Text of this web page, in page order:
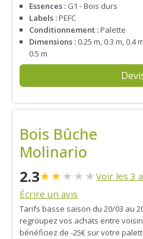
Essences : G1 - Bois durs
Labels :PEFC
Conditionnement :Palette
Dimensions : 0.25 m, 0.3 m, 0.4
0.5 m
Bois Bûche
Molinario
2.3★★★ ★ ★ Voir les 3
Écrire un avis
Tarifs basse saison du 20/03 au
regroupez vos achats entre
bénéficiez de -25€ sur votre